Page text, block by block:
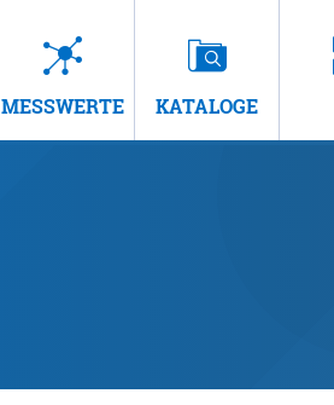
MESSWERTE KATALOGE